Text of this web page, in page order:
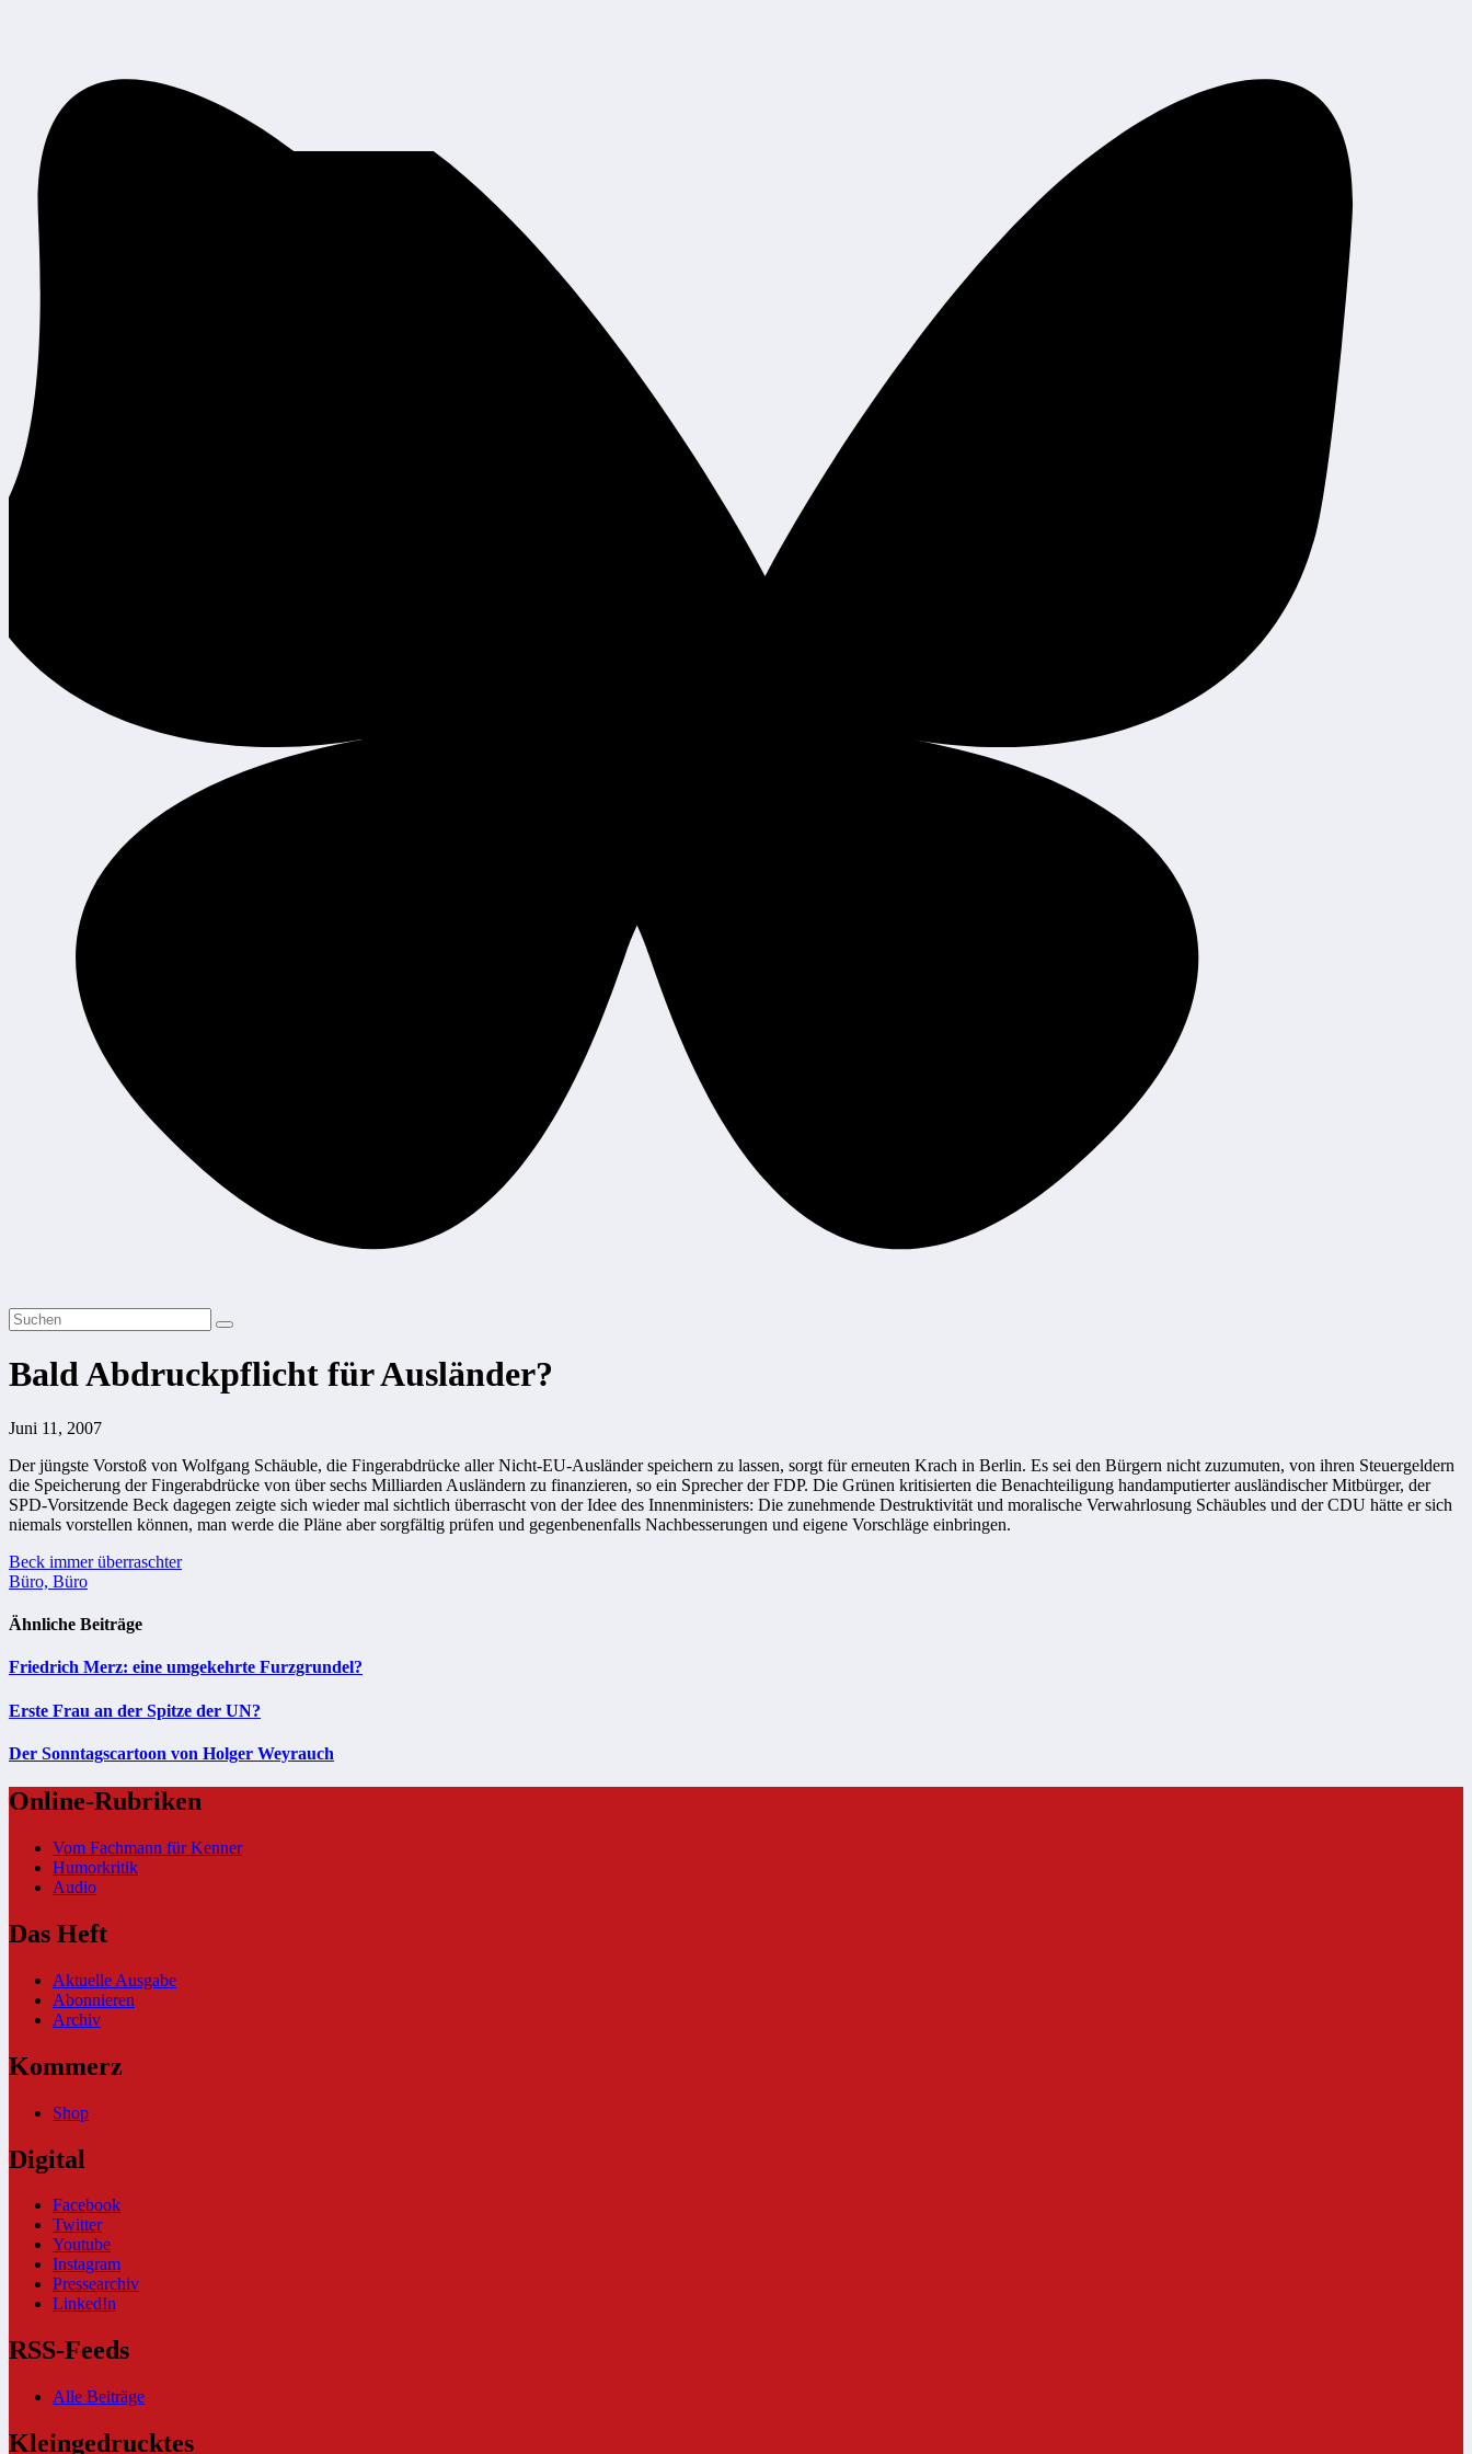
Bald Abdruckpflicht für Ausländer?
Juni 11, 2007
Der jüngste Vorstoß von Wolfgang Schäuble, die Fingerabdrücke aller Nicht-EU-Ausländer speichern zu lassen, sorgt für erneuten Krach in Berlin. Es sei den Bürgern nicht zuzumuten, von ihren Steuergeldern
die Speicherung der Fingerabdrücke von über sechs Milliarden Ausländern zu finanzieren, so ein Sprecher der FDP. Die Grünen kritisierten die Benachteiligung handamputierter ausländischer Mitbürger, der
SPD-Vorsitzende Beck dagegen zeigte sich wieder mal sichtlich überrascht von der Idee des Innenministers: Die zunehmende Destruktivität und moralische Verwahrlosung Schäubles und der CDU hätte er sich
niemals vorstellen können, man werde die Pläne aber sorgfältig prüfen und gegenbenenfalls Nachbesserungen und eigene Vorschläge einbringen.
Beitragsnavigation
Beck immer überraschter
Büro, Büro
Ähnliche Beiträge
Friedrich Merz: eine umgekehrte Furzgrundel?
Erste Frau an der Spitze der UN?
Der Sonntagscartoon von Holger Weyrauch
Online-Rubriken
Vom Fachmann für Kenner
Humorkritik
Audio
Das Heft
Aktuelle Ausgabe
Abonnieren
Archiv
Kommerz
Shop
Digital
Facebook
Twitter
Youtube
Instagram
Pressearchiv
LinkedIn
RSS-Feeds
Alle Beiträge
Kleingedrucktes